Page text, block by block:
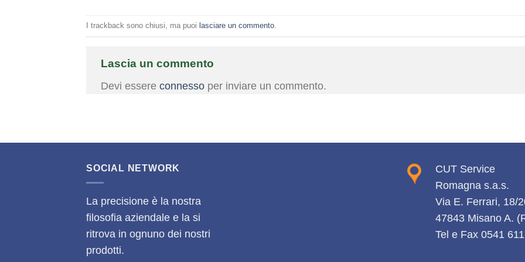
I trackback sono chiusi, ma puoi lasciare un commento
Lascia un commento
Devi essere connesso per inviare un commento.
SOCIAL NETWORK
La precisione è la nostra
filosofia aziendale e la si
ritrova in ognuno dei nostri
prodotti.
CUT Service
Romagna s.a.s.
Via E. Ferrari, 18/
47843 Misano A.
Tel e Fax 0541